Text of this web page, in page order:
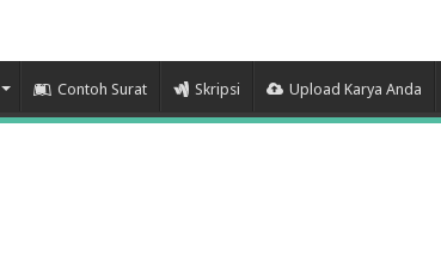
Contoh Surat Skripsi Upload Karya Anda